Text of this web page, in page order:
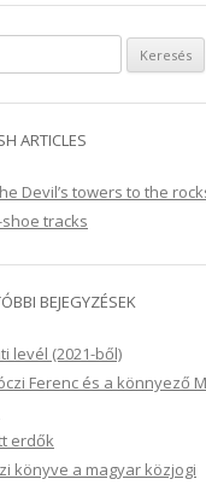
ARTICLES
Devil’s towers to the
tracks
BEJEGYZÉSEK
levél (2021-ből)
Ferenc és a könnyező
erdők
könyve a magyar közjogi